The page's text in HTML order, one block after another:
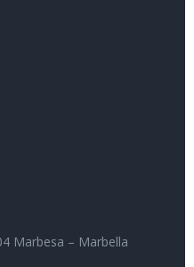
Marbesa – Marbella